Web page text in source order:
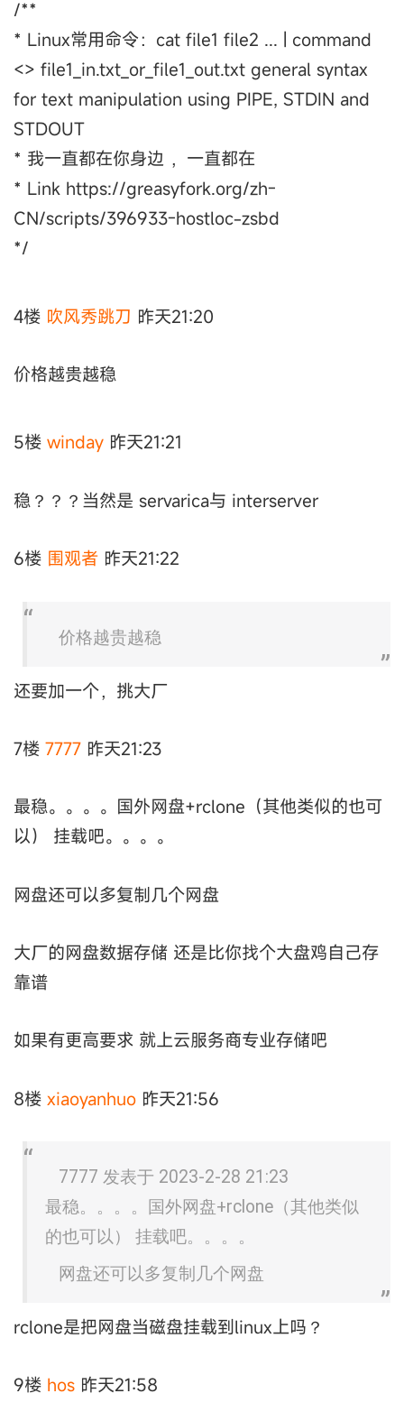
/**
* Linux常用命令：cat file1 file2 ... | command
<> file1_in.txt_or_file1_out.txt general syntax
for text manipulation using PIPE, STDIN and
STDOUT
* 我一直都在你身边 ，一直都在
* Link https://greasyfork.org/zh-
CN/scripts/396933-hostloc-zsbd
*/
4楼 吹风秀跳刀 昨天21:20
价格越贵越稳
5楼 winday 昨天21:21
稳？？？当然是 servarica与 interserver
6楼 围观者 昨天21:22
价格越贵越稳
还要加一个，挑大厂
7楼 7777 昨天21:23
最稳。。。。国外网盘+rclone（其他类似的也可
以） 挂载吧。。。。
网盘还可以多复制几个网盘
大厂的网盘数据存储 还是比你找个大盘鸡自己存
靠谱
如果有更高要求 就上云服务商专业存储吧
8楼 xiaoyanhuo 昨天21:56
7777 发表于 2023-2-28 21:23
最稳。。。。国外网盘+rclone（其他类似
的也可以） 挂载吧。。。。
网盘还可以多复制几个网盘
rclone是把网盘当磁盘挂载到linux上吗？
9楼 hos 昨天21:58